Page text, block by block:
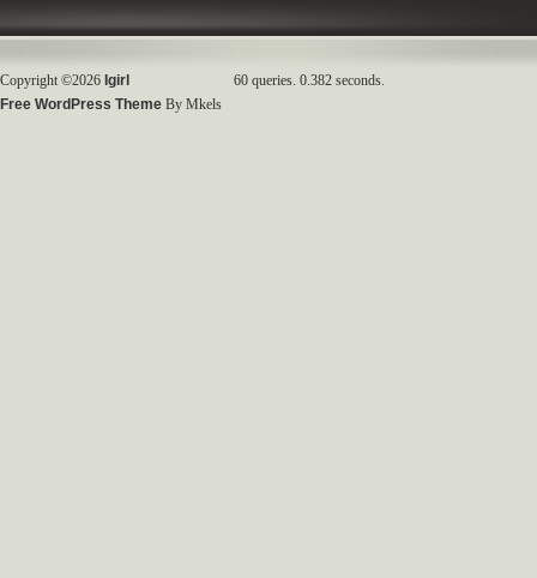
Copyright ©2026 Igirl
Free WordPress Theme By Mkels
60 queries. 0.382 seconds.